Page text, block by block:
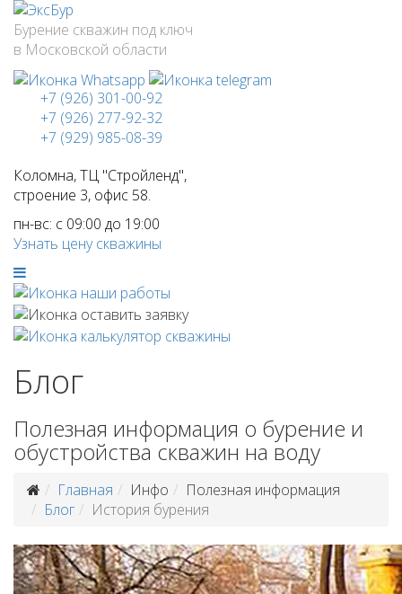
Бурение скважин под ключ
в Московской области
+7 (926) 301-00-92
+7 (926) 277-92-32
+7 (929) 985-08-39
Коломна, ТЦ "Стройленд",
строение 3, офис 58.
пн-вс: с 09:00 до 19:00
Узнать цену скважины
Блог
Полезная информация о бурение и
обустройства скважин на воду
Главная Инфо
Полезная информация
Блог
История бурения